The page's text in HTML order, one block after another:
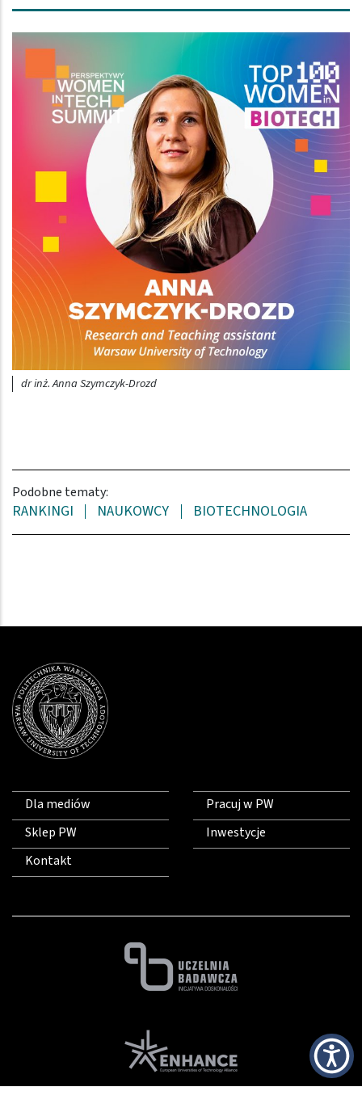
Obraz (old)
dr inż. Anna Szymczyk-Drozd
Podobne tematy:
RANKINGI NAUKOWCY BIOTECHNOLOGIA
Dla mediów
Sklep PW
Kontakt
Pracuj w PW
Inwestycje